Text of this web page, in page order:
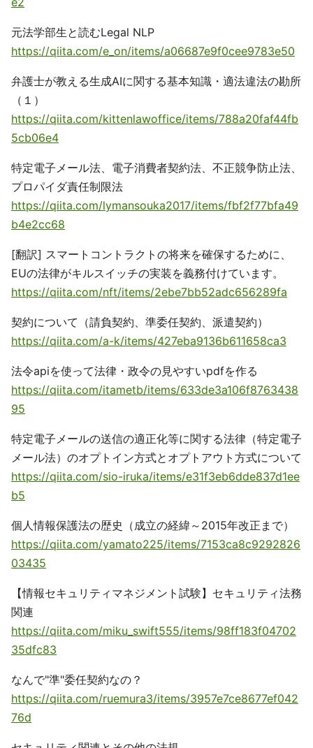
元法学部生と読むLegal NLP
https://qiita.com/e_on/items/a06687e9f0cee9783e50
弁護士が教える生成AIに関する基本知識・適法違法の勘所
（１）
https://qiita.com/kittenlawoffice/items/788a20faf44fb
5cb06e4
特定電子メール法、電子消費者契約法、不正競争防止法、
プロパイダ責任制限法
https://qiita.com/lymansouka2017/items/fbf2f77bfa49
b4e2cc68
[翻訳] スマートコントラクトの将来を確保するために、
EUの法律がキルスイッチの実装を義務付けています。
https://qiita.com/nft/items/2ebe7bb52adc656289fa
契約について（請負契約、準委任契約、派遣契約）
https://qiita.com/a-k/items/427eba9136b611658ca3
法令apiを使って法律・政令の見やすいpdfを作る
https://qiita.com/itametb/items/633de3a106f8763438
95
特定電子メールの送信の適正化等に関する法律（特定電子
メール法）のオプトイン方式とオプトアウト方式について
https://qiita.com/sio-iruka/items/e31f3eb6dde837d1ee
b5
個人情報保護法の歴史（成立の経緯～2015年改正まで）
https://qiita.com/yamato225/items/7153ca8c9292826
03435
【情報セキュリティマネジメント試験】セキュリティ法務
関連
https://qiita.com/miku_swift555/items/98ff183f04702
35dfc83
なんで"準"委任契約なの？
https://qiita.com/ruemura3/items/3957e7ce8677ef042
76d